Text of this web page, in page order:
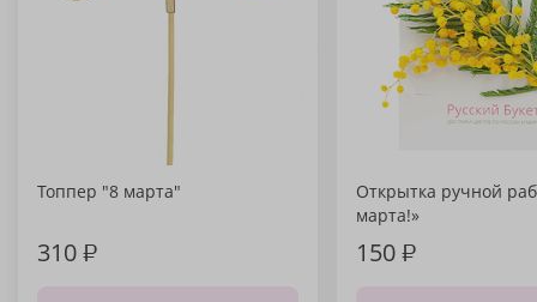
Топпер "8 марта"
310₽
Открытка ручной
марта!»
150₽